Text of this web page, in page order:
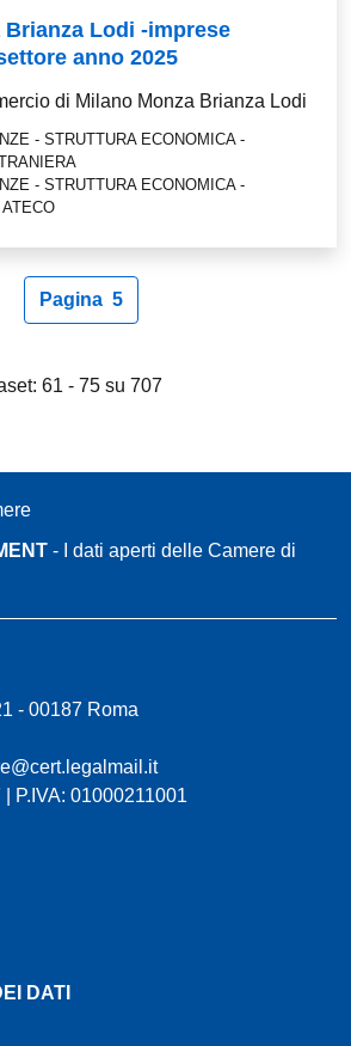
Brianza Lodi -imprese
anno 2025
di Milano Monza Brianza Lodi
- STRUTTURA ECONOMICA -
- STRUTTURA ECONOMICA -
Paginazione
precedente
Pagina attuale
Pagina 5
61 - 75 su 707
- I dati aperti delle Camere di
- 00187 Roma
P.IVA: 01000211001
DATI